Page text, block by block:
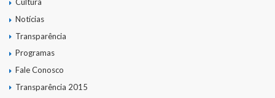
Cultura
Notícias
Transparência
Programas
Fale Conosco
Transparência 2015